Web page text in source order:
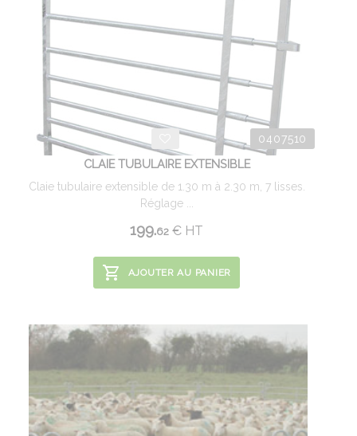
0407510
CLAIE TUBULAIRE EXTENSIBLE
Claie tubulaire extensible de 1.30 m à 2.30 m, 7 lisses.
Réglage ...
199.62 € HT
AJOUTER AU PANIER